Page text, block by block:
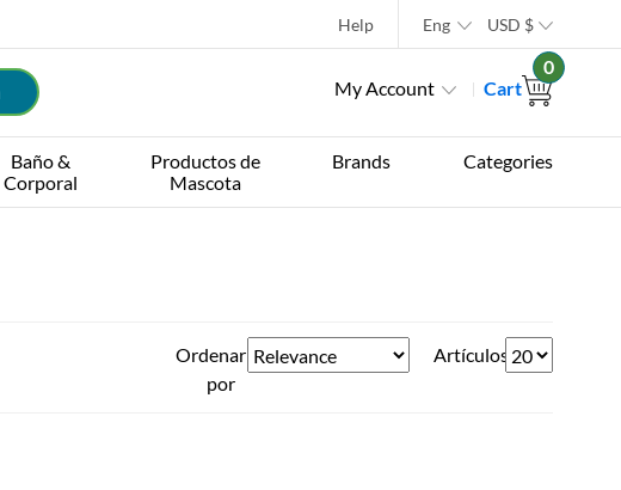
Help Eng USD $
My Account Cart
0
Baño &
Corporal
Productos de
Mascota
Brands Categories
Ordenar
por
Artículos